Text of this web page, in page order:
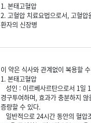
1. 본태고혈압
2. 고혈압 치료요법으로서, 고혈압
환자의 신장병
이 약은 식사와 관계없이 복용할
1. 본태고혈압
성인 : 이르베사르탄으로서 1일
경구투여하며, 효과가 충분하지
증량할 수 있다.
일반적으로 24시간 동안의 혈압